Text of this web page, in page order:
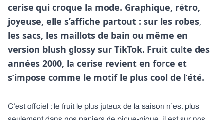
cerise qui croque la mode. Graphique, rétro,
joyeuse, elle s’affiche partout : sur les robes,
les sacs, les maillots de bain ou même en
version blush glossy sur TikTok. Fruit culte des
années 2000, la cerise revient en force et
s’impose comme le motif le plus cool de l’été.
C’est officiel : le fruit le plus juteux de la saison n’est plus